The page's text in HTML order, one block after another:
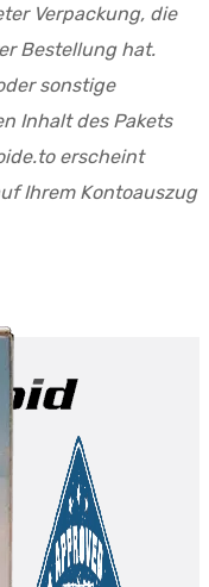
Verpackung, die
Bestellung hat.
sonstige
Inhalt des Pakets
erscheint
Ihrem Kontoauszug